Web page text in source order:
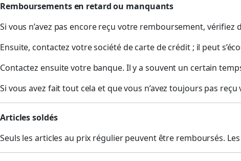
Remboursements en retard ou manquants
Si vous n’avez pas encore reçu votre remboursement, vérifiez
Ensuite, contactez votre société de carte de crédit ; il peut
Contactez ensuite votre banque. Il y a souvent un certain
Si vous avez fait tout cela et que vous n’avez toujours pas
Articles soldés
Seuls les articles au prix régulier peuvent être remboursés.